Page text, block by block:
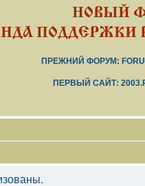
НОВЫЙ
ПОДДЕРЖКИ
ПРЕЖНИЙ ФОРУМ:
ПЕРВЫЙ САЙТ: